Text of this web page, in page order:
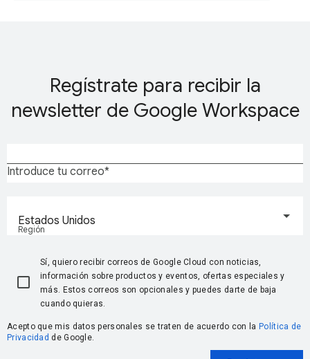
Regístrate para recibir la
newsletter de Google Workspace
Introduce tu correo
Región
Estados Unidos
Sí, quiero recibir correos de Google Cloud con noticias,
información sobre productos y eventos, ofertas especiales y
más. Estos correos son opcionales y puedes darte de baja
cuando quieras.
Acepto que mis datos personales se traten de acuerdo con la Política de
Privacidad de Google.